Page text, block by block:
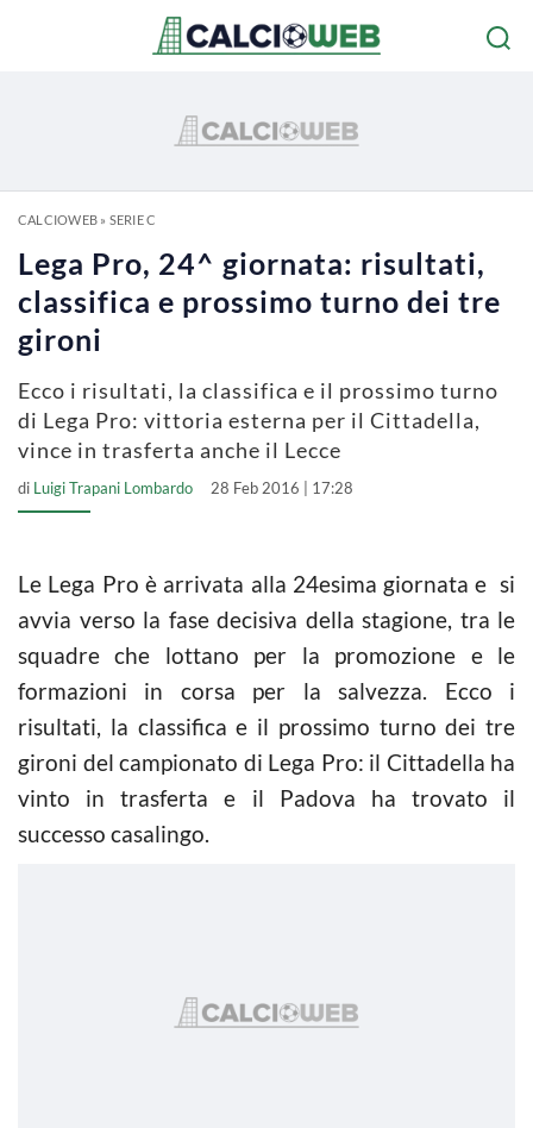
CALCIOWEB» SERIE C
Lega Pro, 24^ giornata: risultati,
classifica e prossimo turno dei tre
gironi
Ecco i risultati, la classifica e il prossimo turno
di Lega Pro: vittoria esterna per il Cittadella,
vince in trasferta anche il Lecce
di Luigi Trapani Lombardo 28 Feb 2016 | 17:28
Le Lega Pro è arrivata alla 24esima giornata e si
avvia verso la fase decisiva della stagione, tra le
squadre che lottano per la promozione e le
formazioni in corsa per la salvezza. Ecco i
risultati, la classifica e il prossimo turno dei tre
gironi del campionato di Lega Pro: il Cittadella ha
vinto in trasferta e il Padova ha trovato il
successo casalingo.